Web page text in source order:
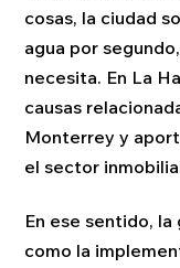
cosas, la ciudad
agua por
necesita. En La
causas
Monterrey y
el sector
En ese sentido,
como la